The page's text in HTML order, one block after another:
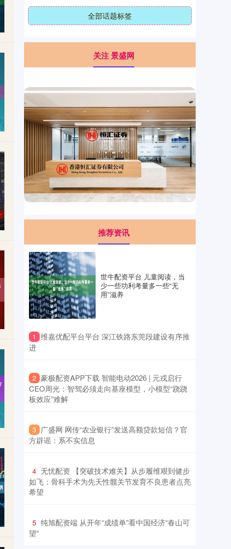
全部话题标签
关注 景盛网
推荐资讯
世牛配资平台 儿童阅读，当
少一些功利考量多一些“无
用”滋养
1 ​维嘉优配平台平台 深江铁路东莞段建设有序推
进
2 ​豪极配资APP下载 智能电动2026 | 元戎启行
CEO周光：智驾必须走向基座模型，小模型“跷跷
板效应”难解
3 ​广盛网 网传“农业银行”发送高额贷款短信？官
方辟谣：系不实信息
4 ​无忧配资 【突破技术难关】从步履维艰到健步
如飞：骨科手术为先天性髋关节发育不良患者点亮
希望
5 ​纯旭配资端 从开年“成绩单”看中国经济“春山可
望”